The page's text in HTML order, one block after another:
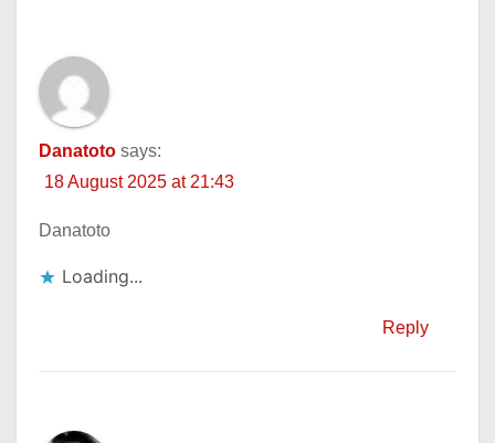
Danatoto says:
18 August 2025 at 21:43
Danatoto
Loading...
Reply